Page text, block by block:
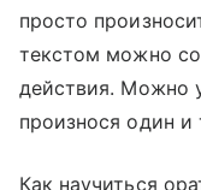
просто
текстом можно
действия. Можно
произнося один
Как научиться